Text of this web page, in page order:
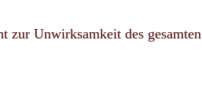
zur Unwirksamkeit des gesamten